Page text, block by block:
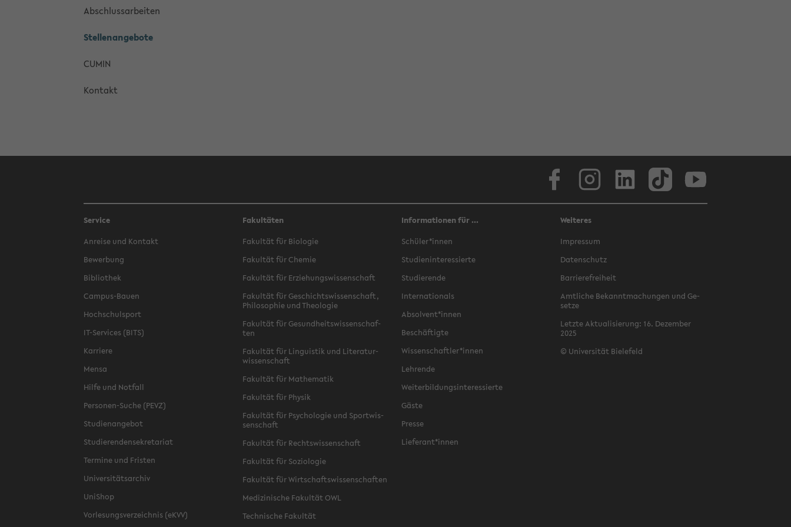
Ab­schluss­ar­bei­ten
Stel­len­an­ge­bo­te
CUMIN
Kon­takt
Face­book
Service
An­rei­se und Kon­takt
Be­wer­bung
Bi­blio­thek
Campus-​Bauen
Hoch­schul­sport
IT-​Services (BITS)
Kar­rie­re
Mensa
Hilfe und Not­fall
Personen-​Suche (PEVZ)
Stu­di­en­an­ge­bot
Stu­die­ren­den­se­kre­ta­ri­at
Ter­mi­ne und Fris­ten
Uni­ver­si­täts­ar­chiv
Uni­Shop
Vor­le­sungs­ver­zeich­nis (eKVV)
Fakultäten
Fa­kul­tät für Bio­lo­gie
Fa­kul­tät für Che­mie
Fa­kul­tät für Er­zie­hungs­wis­sen­schaft
Fa­kul­tät für Ge­schichts­wis­sen­schaft,
Phi­lo­so­phie und Theo­lo­gie
Fa­kul­tät für Ge­sund­heits­wis­sen­schaf­
ten
Fa­kul­tät für Lin­gu­is­tik und Li­te­ra­tur­
wis­sen­schaft
Fa­kul­tät für Ma­the­ma­tik
Fa­kul­tät für Phy­sik
Fa­kul­tät für Psy­cho­lo­gie und Sport­wis­
sen­schaft
Fa­kul­tät für Rechts­wis­sen­schaft
Fa­kul­tät für So­zio­lo­gie
Fa­kul­tät für Wirt­schafts­wis­sen­schaf­ten
Me­di­zi­ni­sche Fa­kul­tät OWL
Tech­ni­sche Fa­kul­tät
Informationen für ...
Schü­ler*innen
Stu­di­en­in­ter­es­sier­te
Stu­die­ren­de
In­ter­na­tio­nals
Ab­sol­vent*innen
Be­schäf­tig­te
Wis­sen­schaft­ler*innen
Leh­ren­de
Wei­ter­bil­dungs­in­ter­es­sier­te
Gäste
Pres­se
Lie­fe­rant*innen
Weiteres
Im­pres­sum
Da­ten­schutz
Bar­rie­re­frei­heit
Amt­li­che Be­kannt­ma­chun­gen und Ge­
set­ze
Letz­te Ak­tua­li­sie­rung: 16. De­zem­ber
2025
© Uni­ver­si­tät Bie­le­feld